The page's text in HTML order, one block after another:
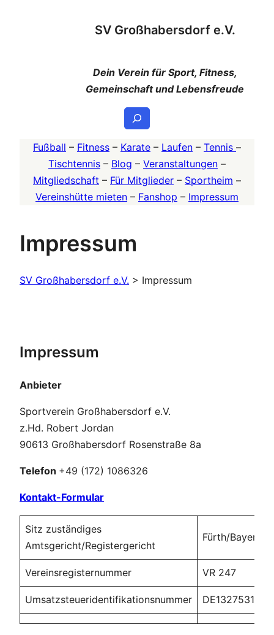
SV Großhabersdorf e.V.
Dein Verein für Sport, Fitness,
Gemeinschaft und Lebensfreude
Suchen
Fußball – Fitness – Karate – Laufen – Tennis –
Tischtennis – Blog – Veranstaltungen –
Mitgliedschaft – Für Mitglieder – Sportheim –
Vereinshütte mieten – Fanshop – Impressum
Impressum
SV Großhabersdorf e.V. > Impressum
Impressum
Anbieter
Sportverein Großhabersdorf e.V.
z.Hd. Robert Jordan
90613 Großhabersdorf Rosenstraße 8a
Telefon +49 (172) 1086326
Kontakt-Formular
Sitz zuständiges
Amtsgericht/Registergericht
Fürth/Bayern
Vereinsregisternummer VR 247
Umsatzsteueridentifikationsnummer DE132753179